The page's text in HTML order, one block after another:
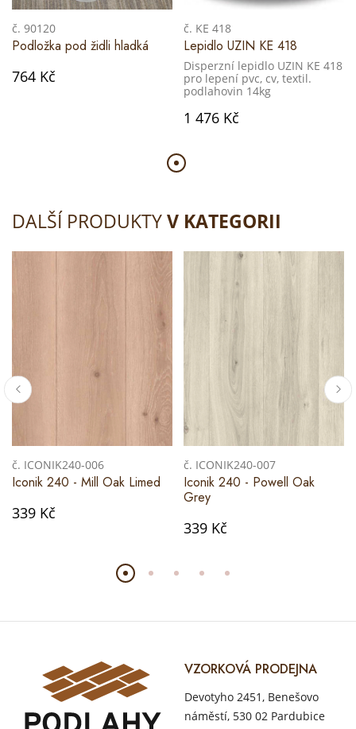
č. 90120
Podložka pod židli hladká
764 Kč
č. KE 418
Lepidlo UZIN KE 418
Disperzní lepidlo UZIN KE 418
pro lepení pvc, cv, textil.
podlahovin 14kg
1 476 Kč
DALŠÍ PRODUKTYV KATEGORII
č. ICONIK240-006
Iconik 240 - Mill Oak Limed
339 Kč
č. ICONIK240-007
Iconik 240 - Powell Oak
Grey
339 Kč
VZORKOVÁ PRODEJNA
Devotyho 2451, Benešovo
náměstí, 530 02 Pardubice